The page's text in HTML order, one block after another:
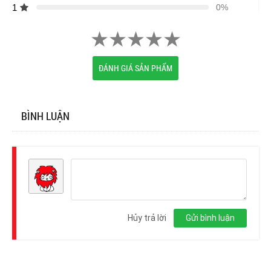
1 0%
ĐÁNH GIÁ SẢN PHẨM
BÌNH LUẬN
Gửi bình luận
Hủy trả lời